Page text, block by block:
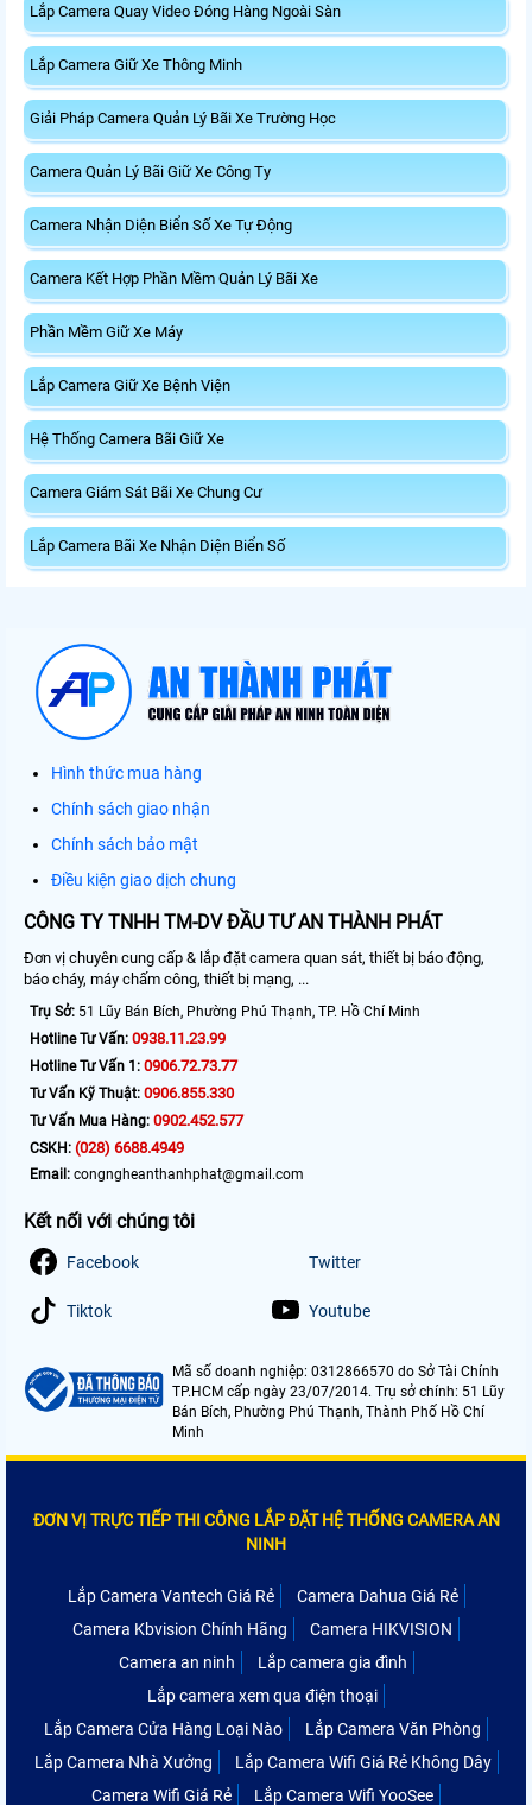
Lắp Camera Quay Video Đóng Hàng Ngoài Sàn
Lắp Camera Giữ Xe Thông Minh
Giải Pháp Camera Quản Lý Bãi Xe Trường Học
Camera Quản Lý Bãi Giữ Xe Công Ty
Camera Nhận Diện Biển Số Xe Tự Động
Camera Kết Hợp Phần Mềm Quản Lý Bãi Xe
Phần Mềm Giữ Xe Máy
Lắp Camera Giữ Xe Bệnh Viện
Hệ Thống Camera Bãi Giữ Xe
Camera Giám Sát Bãi Xe Chung Cư
Lắp Camera Bãi Xe Nhận Diện Biển Số
Hình thức mua hàng
Chính sách giao nhận
Chính sách bảo mật
Điều kiện giao dịch chung
CÔNG TY TNHH TM-DV ĐẦU TƯ AN THÀNH PHÁT
Đơn vị chuyên cung cấp & lắp đặt camera quan sát, thiết bị báo động,
báo cháy, máy chấm công, thiết bị mạng, ...
Trụ Sở: 51 Lũy Bán Bích, Phường Phú Thạnh, TP. Hồ Chí Minh
Hotline Tư Vấn: 0938.11.23.99
Hotline Tư Vấn 1: 0906.72.73.77
Tư Vấn Kỹ Thuật: 0906.855.330
Tư Vấn Mua Hàng: 0902.452.577
CSKH: (028) 6688.4949
Email: congngheanthanhphat@gmail.com
Kết nối với chúng tôi
Facebook Twitter
Tiktok Youtube
Mã số doanh nghiệp: 0312866570 do Sở Tài Chính
TP.HCM cấp ngày 23/07/2014. Trụ sở chính: 51 Lũy
Bán Bích, Phường Phú Thạnh, Thành Phố Hồ Chí
Minh
ĐƠN VỊ TRỰC TIẾP THI CÔNG LẮP ĐẶT HỆ THỐNG CAMERA AN
NINH
Lắp Camera Vantech Giá Rẻ
Camera Dahua Giá Rẻ
Camera Kbvision Chính Hãng
Camera HIKVISION
Camera an ninh
Lắp camera gia đình
Lắp camera xem qua điện thoại
Lắp Camera Cửa Hàng Loại Nào
Lắp Camera Văn Phòng
Lắp Camera Nhà Xưởng
Lắp Camera Wifi Giá Rẻ Không Dây
Camera Wifi Giá Rẻ
Lắp Camera Wifi YooSee